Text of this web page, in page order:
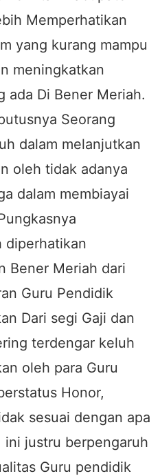
Memperhatikan
yang kurang mampu
meningkatkan
ada Di Bener Meriah.
Seorang
dalam melanjutkan
oleh tidak adanya
dalam membiayai
diperhatikan
Bener Meriah dari
Guru Pendidik
Dari segi Gaji dan
terdengar keluh
oleh para Guru
Honor,
sesuai dengan apa
ini justru berpengaruh
Guru pendidik